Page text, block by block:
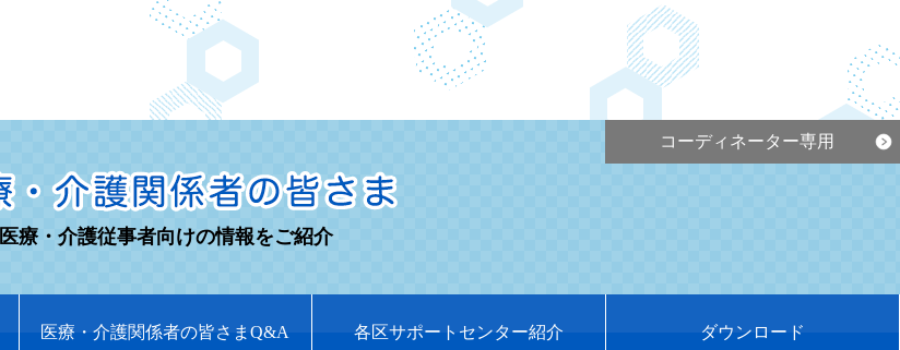
医療・介護従事者向けの情報をご紹介
医療・介護関係者の皆さまQ&A 各区サポートセンター紹介 ダウンロード
コーディネーター専用